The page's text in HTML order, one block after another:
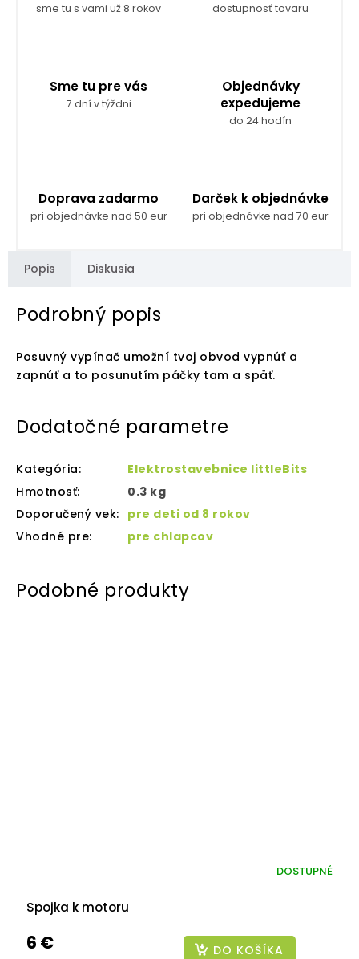
sme tu s vami už 8 rokov dostupnosť tovaru
Sme tu pre vás
7 dní v týždni
Objednávky
expedujeme
do 24 hodín
Doprava zadarmo
pri objednávke nad 50 eur
Darček k objednávke
pri objednávke nad 70 eur
Popis Diskusia
Podrobný popis
Posuvný vypínač umožní tvoj obvod vypnúť a
zapnúť a to posunutím páčky tam a späť.
Dodatočné parametre
Kategória:
Elektrostavebnice littleBits
Hmotnosť:
0.3 kg
Doporučený vek: pre deti od 8 rokov
Vhodné pre: pre chlapcov
Spojka k motoru
DOSTUPNÉ
6 € DO KOŠÍKA